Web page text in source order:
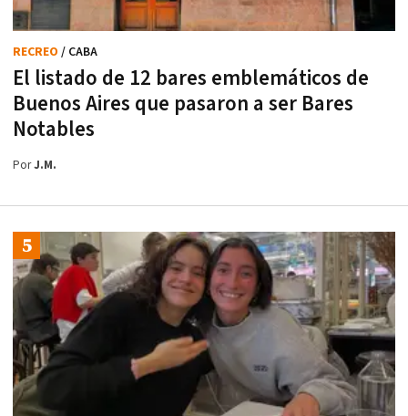
El listado de 12 bares emblemáticos de
Buenos Aires que pasaron a ser Bares
Notables
RECREO / CABA
PorJ.M.